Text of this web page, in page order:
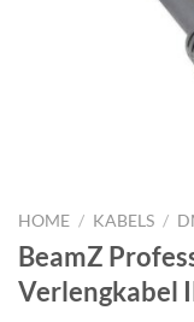
HOME / KABELS /
BeamZ
Verlengkabel